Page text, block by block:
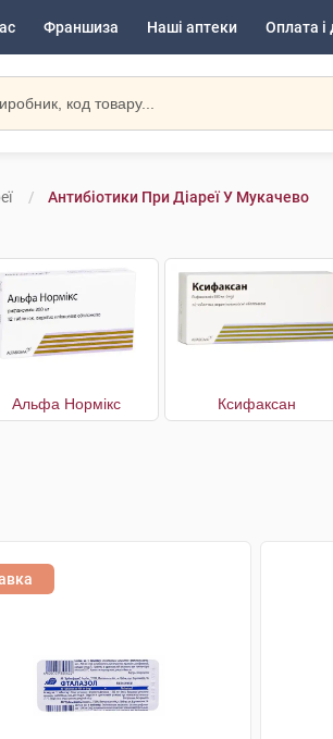
Франшиза Наші аптеки Оплата і
Антибіотики При Діареї У Мукачево
Альфа Нормікс Ксифаксан